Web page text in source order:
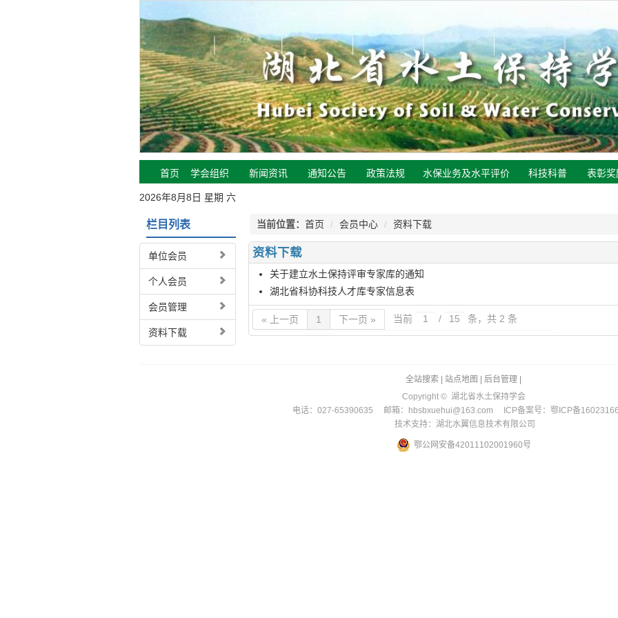
首页 学会组织 新闻资讯 通知公告 政策法规 水保业务及水平评价 科技科普 表彰奖
2026年8月8日 星期 六
栏目列表
单位会员
个人会员
会员管理
资料下载
当前位置： 首页 / 会员中心 / 资料下载
资料下载
关于建立水土保持评审专家库的通知
湖北省科协科技人才库专家信息表
« 上一页 1 下一页 » 当前 / 条，共 2 条
全站搜索 站点地图 后台管理
Copyright © 湖北省水土保持学会
电话：027-65390635 邮箱：hbsbxuehui@163.com ICP备案号：鄂ICP备
技术支持：湖北水翼信息技术有限公司
鄂公网安备42011102001960号